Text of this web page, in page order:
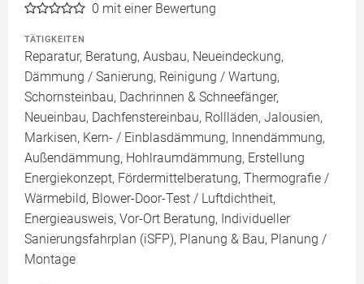
0 mit einer Bewertung
TÄTIGKEITEN
Reparatur, Beratung, Ausbau, Neueindeckung,
Dämmung / Sanierung, Reinigung / Wartung,
Schornsteinbau, Dachrinnen & Schneefänger,
Neueinbau, Dachfenstereinbau, Rollläden, Jalousien,
Markisen, Kern- / Einblasdämmung, Innendämmung,
Außendämmung, Hohlraumdämmung, Erstellung
Energiekonzept, Fördermittelberatung, Thermografie /
Wärmebild, Blower-Door-Test / Luftdichtheit,
Energieausweis, Vor-Ort Beratung, Individueller
Sanierungsfahrplan (iSFP), Planung & Bau, Planung /
Montage